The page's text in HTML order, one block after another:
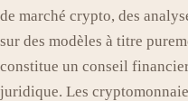
de marché crypto, des
sur des modèles à titre
constitue un conseil
juridique. Les